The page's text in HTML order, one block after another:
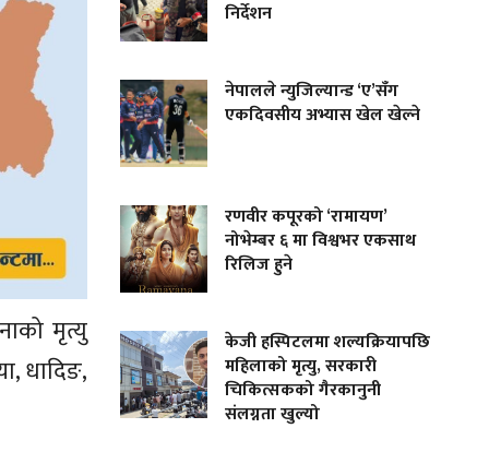
मृत्यु
धादिङ,
निर्देशन
नेपालले न्युजिल्यान्ड ‘ए’सँग
एकदिवसीय अभ्यास खेल खेल्ने
रणवीर कपूरको ‘रामायण’
नोभेम्बर ६ मा विश्वभर एकसाथ
रिलिज हुने
केजी हस्पिटलमा शल्यक्रियापछि
महिलाको मृत्यु, सरकारी
चिकित्सकको गैरकानुनी
संलग्नता खुल्यो